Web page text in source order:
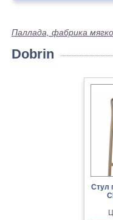
Паллада, фабрика
Dobrin
Стул